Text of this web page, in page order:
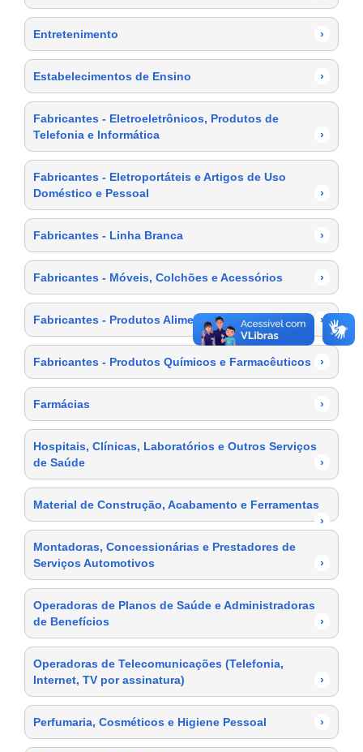
Entretenimento ›
Estabelecimentos de Ensino ›
Fabricantes - Eletroeletrônicos, Produtos de
Telefonia e Informática
›
Fabricantes - Eletroportáteis e Artigos de Uso
Doméstico e Pessoal
›
Fabricantes - Linha Branca ›
Fabricantes - Móveis, Colchões e Acessórios ›
Fabricantes - Produtos Alimentícios ›
Fabricantes - Produtos Químicos e Farmacêuticos ›
Farmácias ›
Hospitais, Clínicas, Laboratórios e Outros Serviços
de Saúde
›
Material de Construção, Acabamento e Ferramentas
›
Montadoras, Concessionárias e Prestadores de
Serviços Automotivos
›
Operadoras de Planos de Saúde e Administradoras
de Benefícios
›
Operadoras de Telecomunicações (Telefonia,
Internet, TV por assinatura)
›
Perfumaria, Cosméticos e Higiene Pessoal ›